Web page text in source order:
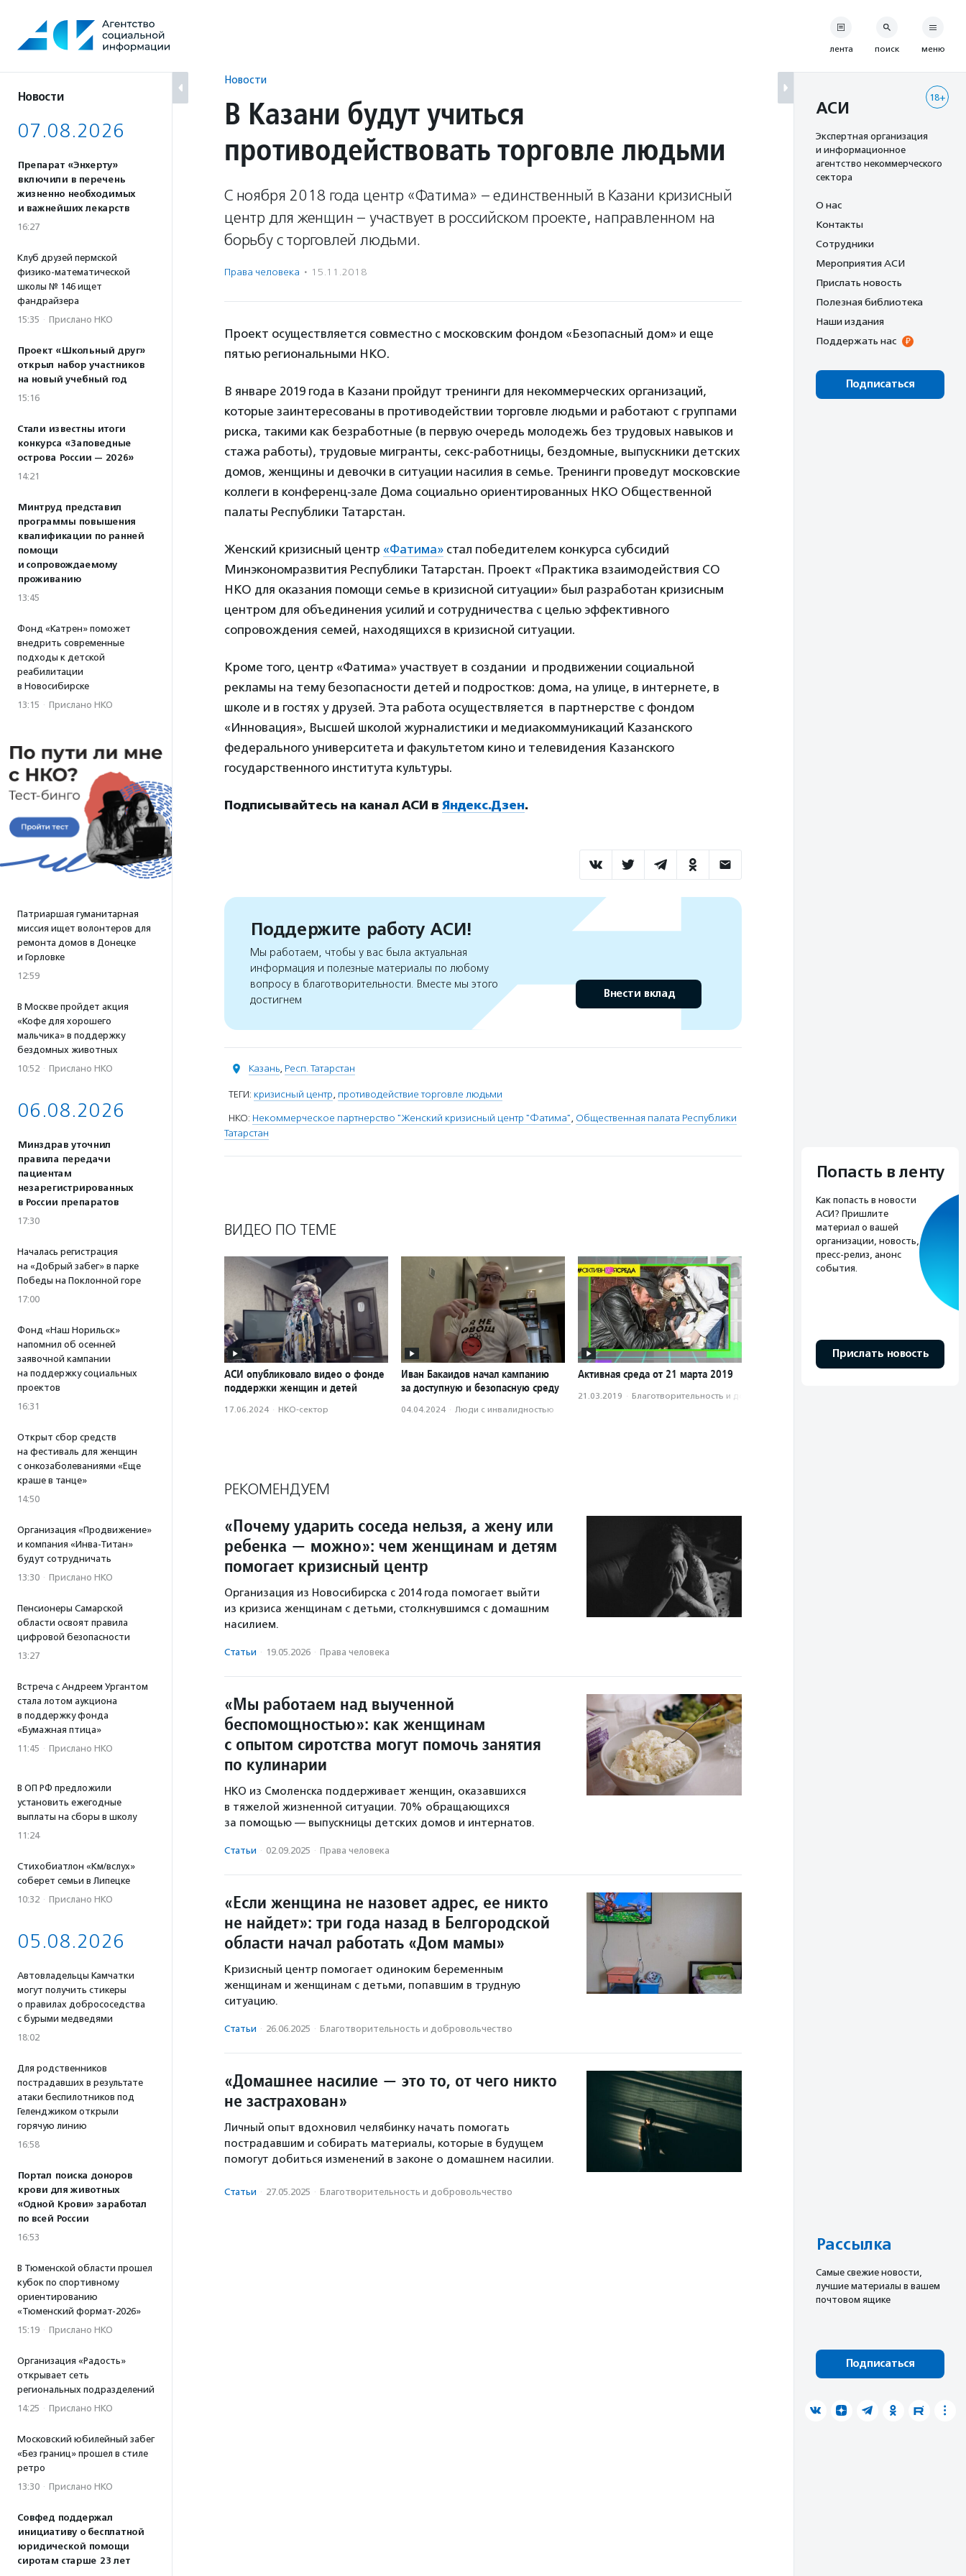
содержанию
Новости
07.08.2026
Препарат «Энхерту»
включили в перечень
жизненно необходимых
и важнейших лекарств
16:27
Клуб друзей пермской
физико-математической
школы № 146 ищет
фандрайзера
15:35 · Прислано НКО
Проект «Школьный друг»
открыл набор участников
на новый учебный год
15:16
Стали известны итоги
конкурса «Заповедные
острова России — 2026»
14:21
Минтруд представил
программы повышения
квалификации по ранней
помощи
и сопровождаемому
проживанию
13:45
Фонд «Катрен» поможет
внедрить современные
подходы к детской
реабилитации
в Новосибирске
13:15 · Прислано НКО
Патриаршая гуманитарная
миссия ищет волонтеров для
ремонта домов в Донецке
и Горловке
12:59
В Москве пройдет акция
«Кофе для хорошего
мальчика» в поддержку
бездомных животных
10:52 · Прислано НКО
06.08.2026
Минздрав уточнил
правила передачи
пациентам
незарегистрированных
в России препаратов
17:30
Началась регистрация
на «Добрый забег» в парке
Победы на Поклонной горе
17:00
Фонд «Наш Норильск»
напомнил об осенней
заявочной кампании
на поддержку социальных
проектов
16:31
Открыт сбор средств
на фестиваль для женщин
с онкозаболеваниями «Еще
краше в танце»
14:50
Организация «Продвижение»
и компания «Инва-Титан»
будут сотрудничать
13:30 · Прислано НКО
Пенсионеры Самарской
области освоят правила
цифровой безопасности
13:27
Встреча с Андреем Ургантом
стала лотом аукциона
в поддержку фонда
«Бумажная птица»
11:45 · Прислано НКО
В ОП РФ предложили
установить ежегодные
выплаты на сборы в школу
11:24
Стихобиатлон «Км/вслух»
соберет семьи в Липецке
10:32 · Прислано НКО
05.08.2026
Автовладельцы Камчатки
могут получить стикеры
о правилах добрососедства
с бурыми медведями
18:02
Для родственников
пострадавших в результате
атаки беспилотников под
Геленджиком открыли
горячую линию
16:58
Портал поиска доноров
крови для животных
«Одной Крови» заработал
по всей России
16:53
В Тюменской области прошел
кубок по спортивному
ориентированию
«Тюменский формат-2026»
15:19 · Прислано НКО
Организация «Радость»
открывает сеть
региональных подразделений
14:25 · Прислано НКО
Московский юбилейный забег
«Без границ» прошел в стиле
ретро
13:30 · Прислано НКО
Совфед поддержал
инициативу о бесплатной
юридической помощи
сиротам старше 23 лет
Новости
В Казани будут учиться
противодействовать торговле людьми
С ноября 2018 года центр «Фатима» – единственный в Казани кризисный
центр для женщин – участвует в российском проекте, направленном на
борьбу с торговлей людьми.
Права человека · 15.11.2018
Проект осуществляется совместно с московским фондом «Безопасный дом» и еще
пятью региональными НКО.
В январе 2019 года в Казани пройдут тренинги для некоммерческих организаций,
которые заинтересованы в противодействии торговле людьми и работают с группами
риска, такими как безработные (в первую очередь молодежь без трудовых навыков и
стажа работы), трудовые мигранты, секс-работницы, бездомные, выпускники детских
домов, женщины и девочки в ситуации насилия в семье. Тренинги проведут московские
коллеги в конференц-зале Дома социально ориентированных НКО Общественной
палаты Республики Татарстан.
Женский кризисный центр «Фатима» стал победителем конкурса субсидий
Минэкономразвития Республики Татарстан. Проект «Практика взаимодействия СО
НКО для оказания помощи семье в кризисной ситуации» был разработан кризисным
центром для объединения усилий и сотрудничества с целью эффективного
сопровождения семей, находящихся в кризисной ситуации.
Кроме того, центр «Фатима» участвует в создании и продвижении социальной
рекламы на тему безопасности детей и подростков: дома, на улице, в интернете, в
школе и в гостях у друзей. Эта работа осуществляется в партнерстве с фондом
«Инновация», Высшей школой журналистики и медиакоммуникаций Казанского
федерального университета и факультетом кино и телевидения Казанского
государственного института культуры.
Подписывайтесь на канал АСИ в Яндекс.Дзен.
Поддержите работу АСИ!
Мы работаем, чтобы у вас была актуальная
информация и полезные материалы по любому
вопросу в благотворительности. Вместе мы этого
достигнем
Внести вклад
Казань, Респ. Татарстан
ТЕГИ: кризисный центр, противодействие торговле людьми
НКО: Некоммерческое партнерство "Женский кризисный центр "Фатима", Общественная палата Республики
Татарстан
ВИДЕО ПО ТЕМЕ
АСИ опубликовало видео о фонде
поддержки женщин и детей
17.06.2024 · НКО-сектор
Иван Бакаидов начал кампанию
за доступную и безопасную среду
04.04.2024 · Люди с инвалидностью
Активная среда от 21 марта 2019
21.03.2019 · Благотвори­тель­ность и доброволь­чест­во
РЕКОМЕНДУЕМ
«Почему ударить соседа нельзя, а жену или
ребенка — можно»: чем женщинам и детям
помогает кризисный центр
Организация из Новосибирска с 2014 года помогает выйти
из кризиса женщинам с детьми, столкнувшимся с домашним
насилием.
Статьи · 19.05.2026 · Права человека
«Мы работаем над выученной
беспомощностью»: как женщинам
с опытом сиротства могут помочь занятия
по кулинарии
НКО из Смоленска поддерживает женщин, оказавшихся
в тяжелой жизненной ситуации. 70% обращающихся
за помощью — выпускницы детских домов и интернатов.
Статьи · 02.09.2025 · Права человека
«Если женщина не назовет адрес, ее никто
не найдет»: три года назад в Белгородской
области начал работать «Дом мамы»
Кризисный центр помогает одиноким беременным
женщинам и женщинам с детьми, попавшим в трудную
ситуацию.
Статьи · 26.06.2025 · Благотвори­тель­ность и доброволь­чест­во
«Домашнее насилие — это то, от чего никто
не застрахован»
Личный опыт вдохновил челябинку начать помогать
пострадавшим и собирать материалы, которые в будущем
помогут добиться изменений в законе о домашнем насилии.
Статьи · 27.05.2025 · Благотвори­тель­ность и доброволь­чест­во
лента поиск меню
18+
АСИ
Экспертная организация
и информационное
агентство некоммерческого
сектора
О нас
Контакты
Сотрудники
Мероприятия АСИ
Прислать новость
Полезная библиотека
Наши издания
Поддержать нас
Подписаться
Попасть в ленту
Как попасть в новости
АСИ? Пришлите
материал о вашей
организации, новость,
пресс-релиз, анонс
события.
Прислать новость
Рассылка
Cамые свежие новости,
лучшие материалы в вашем
почтовом ящике
Подписаться